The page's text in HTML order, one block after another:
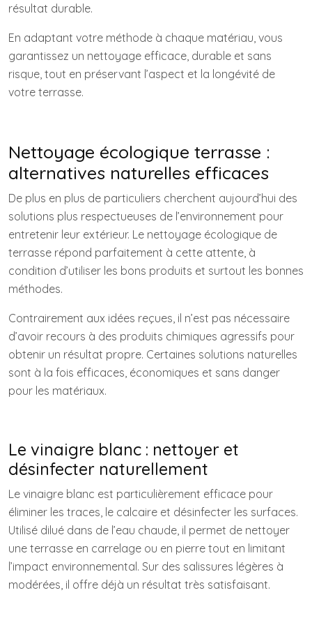
résultat durable.
En adaptant votre méthode à chaque matériau, vous
garantissez un nettoyage efficace, durable et sans
risque, tout en préservant l’aspect et la longévité de
votre terrasse.
Nettoyage écologique terrasse :
alternatives naturelles efficaces
De plus en plus de particuliers cherchent aujourd’hui des
solutions plus respectueuses de l’environnement pour
entretenir leur extérieur. Le nettoyage écologique de
terrasse répond parfaitement à cette attente, à
condition d’utiliser les bons produits et surtout les bonnes
méthodes.
Contrairement aux idées reçues, il n’est pas nécessaire
d’avoir recours à des produits chimiques agressifs pour
obtenir un résultat propre. Certaines solutions naturelles
sont à la fois efficaces, économiques et sans danger
pour les matériaux.
Le vinaigre blanc : nettoyer et
désinfecter naturellement
Le vinaigre blanc est particulièrement efficace pour
éliminer les traces, le calcaire et désinfecter les surfaces.
Utilisé dilué dans de l’eau chaude, il permet de nettoyer
une terrasse en carrelage ou en pierre tout en limitant
l’impact environnemental. Sur des salissures légères à
modérées, il offre déjà un résultat très satisfaisant.